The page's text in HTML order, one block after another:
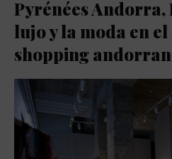
Pyrénées
lujo y la moda en
shopping